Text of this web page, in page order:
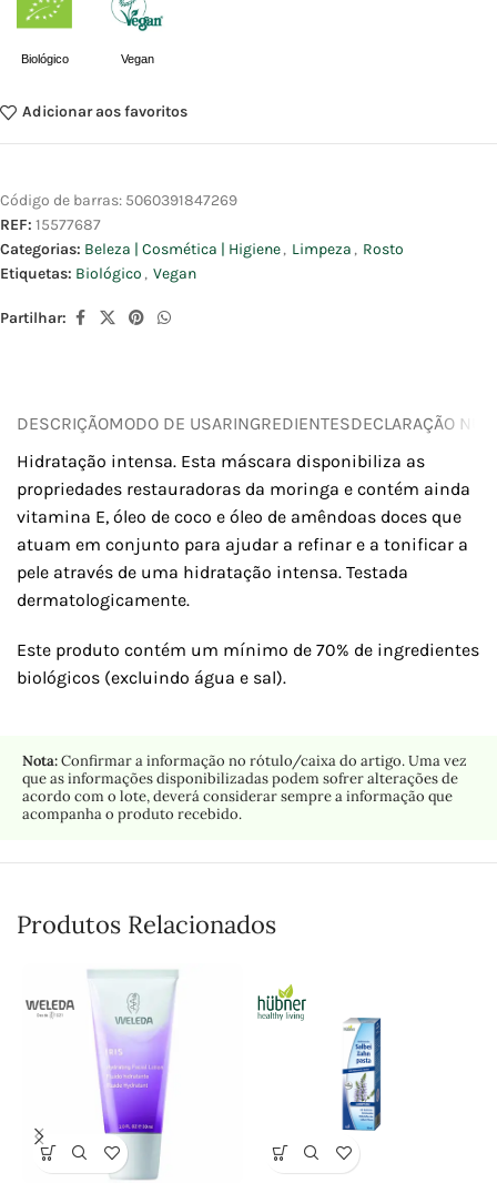
Biológico Vegan
Adicionar aos favoritos
Código de barras: 5060391847269
REF: 15577687
Categorias: Beleza | Cosmética | Higiene, Limpeza , Rosto
Etiquetas: Biológico , Vegan
Partilhar:
DESCRIÇÃOMODO DE USARINGREDIENTESDECLARAÇÃO
Hidratação intensa. Esta máscara disponibiliza as
propriedades restauradoras da moringa e contém ainda
vitamina E, óleo de coco e óleo de amêndoas doces que
atuam em conjunto para ajudar a refinar e a tonificar a
pele através de uma hidratação intensa. Testada
dermatologicamente.
Este produto contém um mínimo de 70% de ingredientes
biológicos (excluindo água e sal).
Nota:Confirmar a informação no rótulo/caixa do artigo. Uma vez
que as informações disponibilizadas podem sofrer alterações de
acordo com o lote, deverá considerar sempre a informação que
acompanha o produto recebido.
Produtos Relacionados